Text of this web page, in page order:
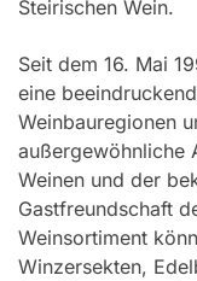
Steirischen Wein.
Seit dem 16. Mai
eine
Weinbauregionen
außergewöhnliche
Weinen und der
Gastfreundschaft
Weinsortiment
Winzersekten,